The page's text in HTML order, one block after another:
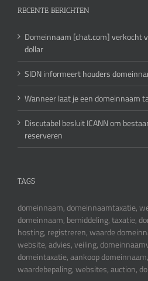
RECENTE BERICHTEN
Domeinnaam [chat.com] verkocht
dollar
SIDN informeert houders
Wanneer laat je een domeinnaam
Discutabel besluit ICANN om
reserveren
TAGS
domeinnaam, domeinnaamtaxatie,
domeinnaam, bemiddeling, taxatie,
hosting, registreren, waarde
website, advies, veiling,
domeintaxatie, aankoop
waardebepaling, websites, auction,